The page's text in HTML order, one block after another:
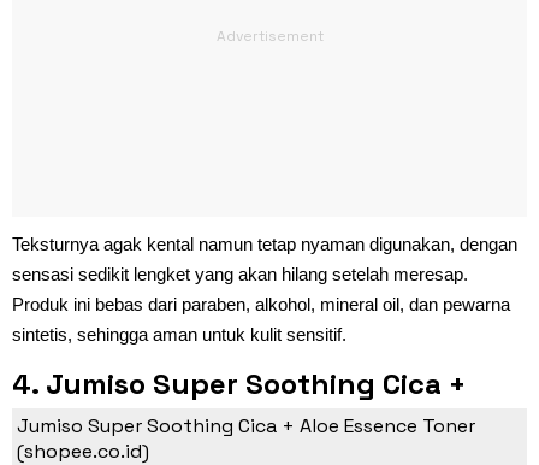
Teksturnya agak kental namun tetap nyaman digunakan, dengan
sensasi sedikit lengket yang akan hilang setelah meresap.
Produk ini bebas dari paraben, alkohol, mineral oil, dan pewarna
sintetis, sehingga aman untuk kulit sensitif.
4. Jumiso Super Soothing Cica +
Aloe Essence Toner
Jumiso Super Soothing Cica + Aloe Essence Toner
(shopee.co.id)